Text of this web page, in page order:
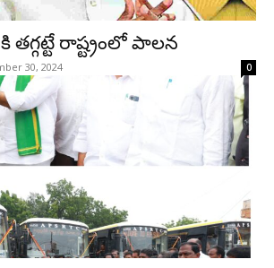
రాష్ట్రంలో పాలన
30, 2024 0